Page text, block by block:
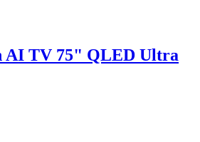
AI TV 75" QLED Ultra